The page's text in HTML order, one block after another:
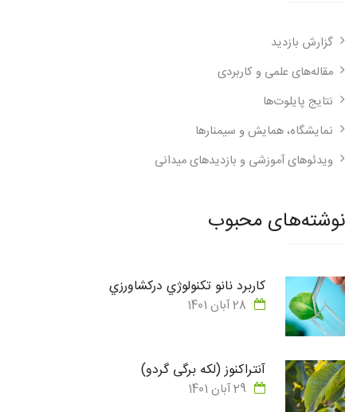
گزارش بازدید
مقاله‌های علمی و کاربردی
نتایج پایلوت‌ها
نمایشگاه، همایش و سیمنارها
ویدئوهای آموزشی و بازدیدهای میدانی
نوشته‌های محبوب
كاربرد نانو تكنولوژي دركشاورزي
28 آبان 1401
آنتراکنوز (لکه برگی گردو)
29 آبان 1401